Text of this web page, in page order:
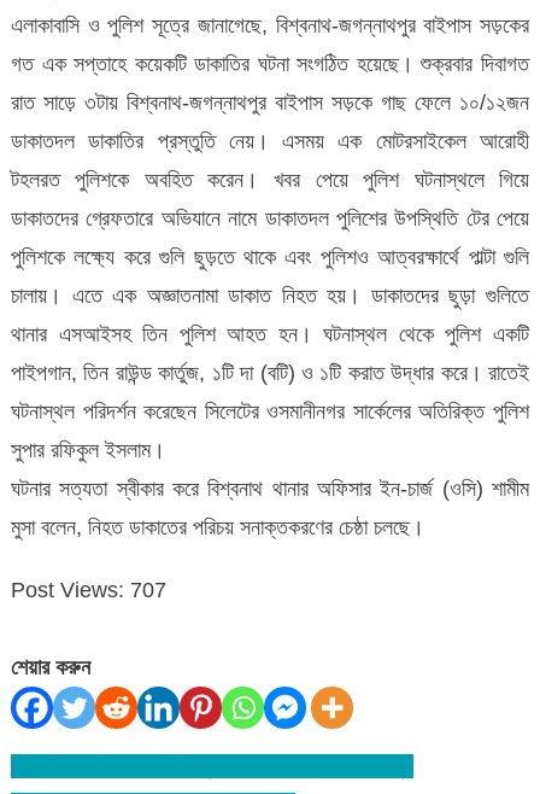
এলাকাবাসি ও পুলিশ সূত্রে জানাগেছে, বিশ্বনাথ-জগন্নাথপুর বাইপাস সড়কের
গত এক সপ্তাহে কয়েকটি ডাকাতির ঘটনা সংগঠিত হয়েছে। শুক্রবার দিবাগত
রাত সাড়ে ৩টায় বিশ্বনাথ-জগন্নাথপুর বাইপাস সড়কে গাছ ফেলে ১০/১২জন
ডাকাতদল ডাকাতির প্রস্তুতি নেয়। এসময় এক মোটরসাইকেল আরোহী
টহলরত পুলিশকে অবহিত করেন। খবর পেয়ে পুলিশ ঘটনাস্থলে গিয়ে
ডাকাতদের গ্রেফতারে অভিযানে নামে ডাকাতদল পুলিশের উপস্থিতি টের পেয়ে
পুলিশকে লক্ষ্যে করে গুলি ছুড়তে থাকে এবং পুলিশও আত্বরক্ষার্থে পাল্টা গুলি
চালায়। এতে এক অজ্ঞাতনামা ডাকাত নিহত হয়। ডাকাতদের ছুড়া গুলিতে
থানার এসআইসহ তিন পুলিশ আহত হন। ঘটনাস্থল থেকে পুলিশ একটি
পাইপগান, তিন রাউন্ড কার্তুজ, ১টি দা (বটি) ও ১টি করাত উদ্ধার করে। রাতেই
ঘটনাস্থল পরিদর্শন করেছেন সিলেটের ওসমানীনগর সার্কেলের অতিরিক্ত পুলিশ
সুপার রফিকুল ইসলাম।
ঘটনার সত্যতা স্বীকার করে বিশ্বনাথ থানার অফিসার ইন-চার্জ (ওসি) শামীম
মুসা বলেন, নিহত ডাকাতের পরিচয় সনাক্তকরণের চেষ্ঠা চলছে।
Post Views: 707
শেয়ার করুন
Post